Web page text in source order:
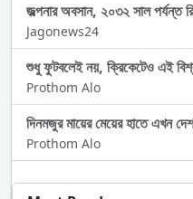
জল্পনার অবসান, ২০৩২ সাল পর্যন্ত
Jagonews24
শুধু ফুটবলেই নয়, ক্রিকেটেও এই
Prothom Alo
দিনমজুর মায়ের মেয়ের হাতে এখন
Prothom Alo